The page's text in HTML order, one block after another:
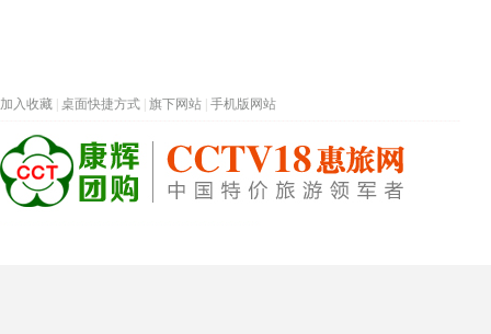
加入收藏 桌面快捷方式 旗下网站 手机版网站